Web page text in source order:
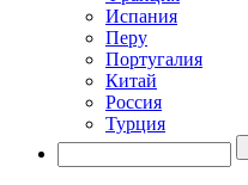
Испания
Перу
Португалия
Китай
Россия
Турция